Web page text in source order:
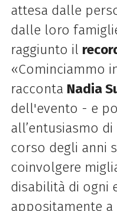
attesa dalle
dalle loro
raggiunto il
«Cominciammo
racconta Nadia
dell'evento - e
all’entusiasmo
corso degli anni
coinvolgere
disabilità di ogni
appositamente a